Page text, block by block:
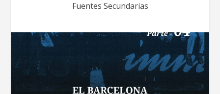
Fuentes Secundarias